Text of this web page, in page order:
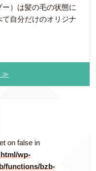
）は髪の毛の状態に
自分だけのオリジナ
≫
on false in
wp-
functions/bzb-